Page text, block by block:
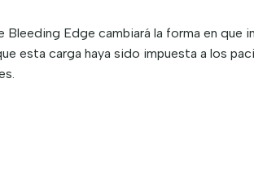
Edge cambiará la forma en que
esta carga haya sido impuesta a los